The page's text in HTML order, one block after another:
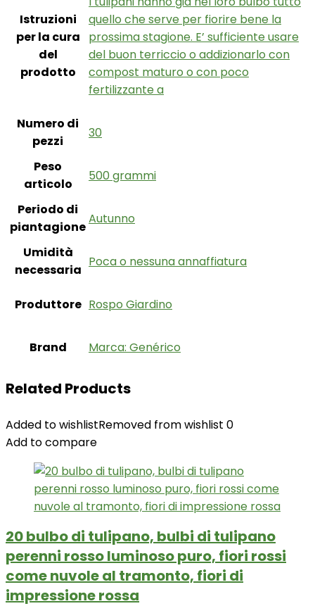
Istruzioni
per la cura
del
prodotto
quello che serve per fiorire bene la
prossima stagione. E’ sufficiente usare
del buon terriccio o addizionarlo con
compost maturo o con poco
fertilizzante a
Numero di
pezzi
‎30
Peso
articolo
‎500 grammi
Periodo di
piantagione
‎Autunno
Umidità
necessaria
‎Poca o nessuna annaffiatura
Produttore ‎Rospo Giardino
Brand Marca: Genérico
Related Products
Added to wishlistRemoved from wishlist 0
Add to compare
20 bulbo di tulipano, bulbi di tulipano
perenni rosso luminoso puro, fiori rossi
come nuvole al tramonto, fiori di
impressione rossa